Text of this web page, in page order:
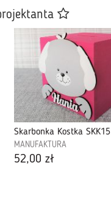
Skarbonka Kostka SKK15
MANUFAKTURA
52,00 zł